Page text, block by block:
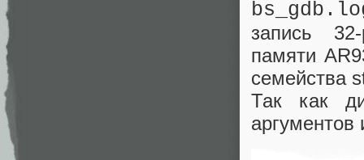
запись 32-
памяти
семейства
Так как
аргументов